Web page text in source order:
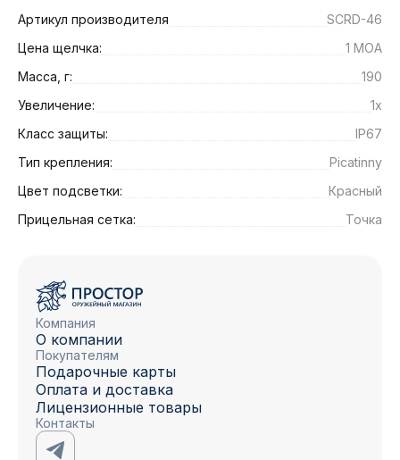
Артикул производителя
SCRD-46
Цена щелчка:
1 MOA
Масса, г:
190
Увеличение:
1x
Класс защиты:
IP67
Тип крепления:
Picatinny
Цвет подсветки:
Красный
Прицельная сетка:
Точка
Компания
О компании
Покупателям
Подарочные карты
Оплата и доставка
Лицензионные товары
Контакты